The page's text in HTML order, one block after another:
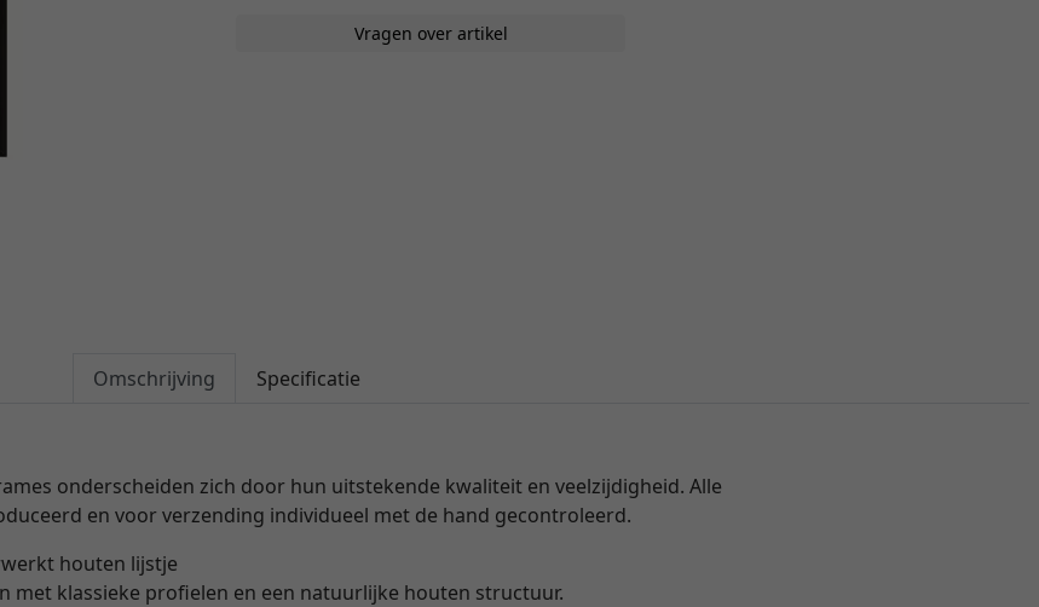
Vragen over artikel
Omschrijving Specificatie
onderscheiden zich door hun uitstekende kwaliteit en veelzijdigheid. Alle
en voor verzending individueel met de hand gecontroleerd.
houten lijstje
met klassieke profielen en een natuurlijke houten structuur.